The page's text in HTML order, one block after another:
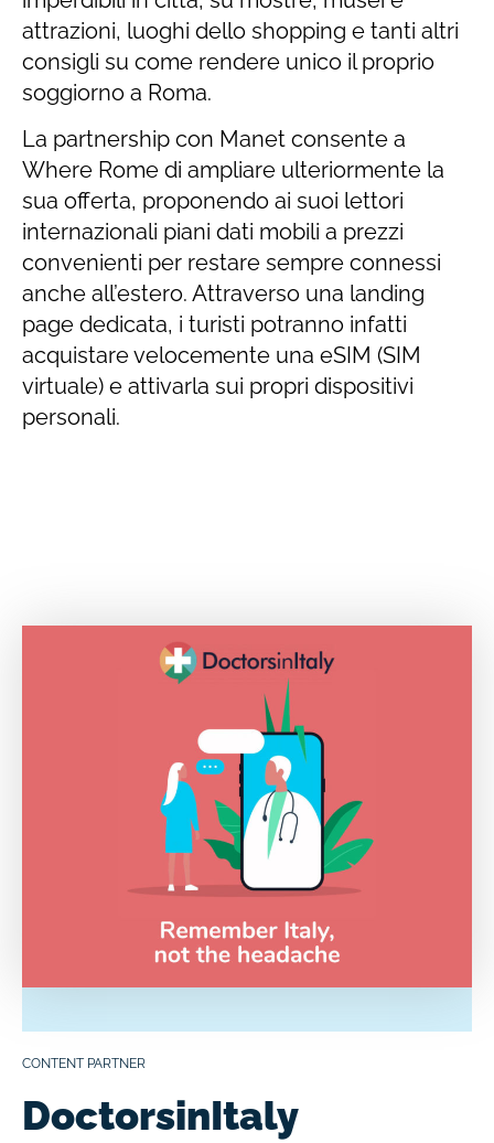
attrazioni, luoghi dello shopping e tanti altri
consigli su come rendere unico il proprio
soggiorno a Roma.
La partnership con Manet consente a
Where Rome di ampliare ulteriormente la
sua offerta, proponendo ai suoi lettori
internazionali piani dati mobili a prezzi
convenienti per restare sempre connessi
anche all’estero. Attraverso una landing
page dedicata, i turisti potranno infatti
acquistare velocemente una eSIM (SIM
virtuale) e attivarla sui propri dispositivi
personali.
CONTENT PARTNER
DoctorsinItaly